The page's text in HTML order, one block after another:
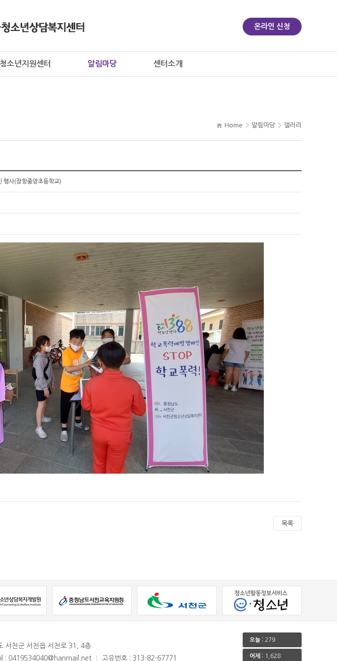
온라인 신청
소년지원센터 알림마당 센터소개
Home 알림마당 갤러리
행사(장항중앙초등학교)
목록
서천군 서천읍 서천로 31, 4층
: 0419534040@hanmail.net 고유번호 : 313-82-67771
오늘 : 279
어제 : 1,628